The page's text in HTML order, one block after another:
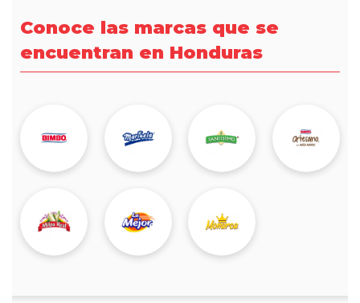
Conoce las marcas que se
encuentran en Honduras